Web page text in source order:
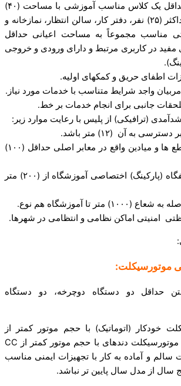
۱ـ در اختیار داشتن حداقل یک کلاس مناسب آموزشی با مساحت (۴۰)
مترمربع با ظرفیت حداکثر (۲۵) نفر، دفتر کار، سالن انتظار، نمازخانه و
مناسب مجموعاً به مساحت اعیانی حداقل
مفید در کاربری مرتبط و دارای ورودی و خروجی
۵ ـ۲ـ فاصله آن تا تقاطع ها و میادین واقع در معابر اصلی حداقل (۱۰۰)
۵ ـ۳ـ فاصله آن تا توقفگاه (پارکینگ) اختصاصی آموزشگاه از (۲۰۰) متر
حداقل دو دستگاه دوچرخه، دو دستگاه
خودکار (اتوماتیک) با حجم موتور کمتر از
CC(۲۰۰)، دو دستگاه موتورسیکلت دنده­ای با حجم موتور کمتر ازCC
سالم و آماده به کار با تجهیزات ایمنی مناسب
سال از مدل سال پایین تر نباشد.